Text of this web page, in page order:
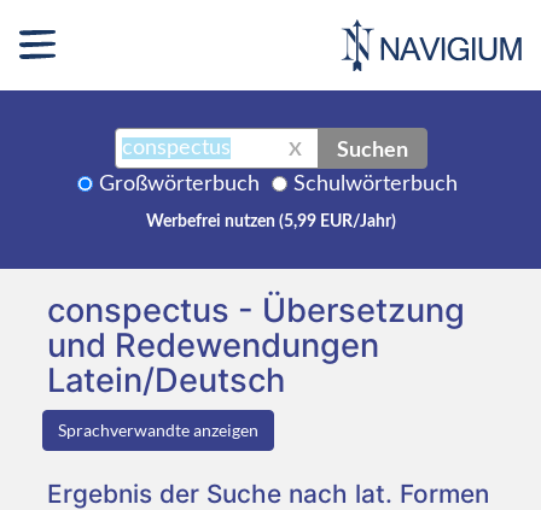
X Suchen
Großwörterbuch Schulwörterbuch
Werbefrei nutzen (5,99 EUR/Jahr)
conspectus - Übersetzung
und Redewendungen
Latein/Deutsch
Sprachverwandte anzeigen
Ergebnis der Suche nach lat. Formen